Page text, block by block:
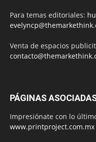
Para temas editoriales:
Venta de espacios
PÁGINAS
Impresiónate con lo
www.printproject.com.mx